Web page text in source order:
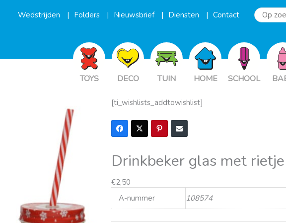
Wedstrijden Folders Nieuwsbrief Diensten Contact
Op
iets?
TOYS DECO TUIN HOME SCHOOL
[ti_wishlists_addtowishlist]
Drinkbeker glas met
€2,50
A-nummer
108574